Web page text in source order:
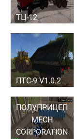
ТЦ-12
ПТС-9 V1.0.2
ПОЛУПРИЦЕП
MECH
CORPORATION